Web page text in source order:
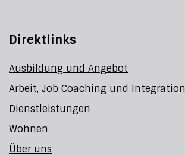
Direktlinks
Ausbildung und Angebot
Arbeit, Job Coaching und Integration
Dienstleistungen
Wohnen
Über uns